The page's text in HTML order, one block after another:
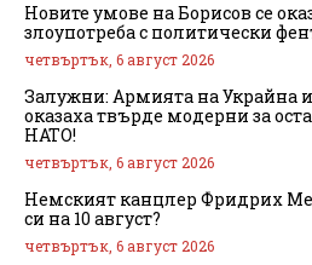
Новите умове на Борисов се
злоупотреба с политически
четвъртък, 6 август 2026
Залужни: Армията на Украйна и
оказаха твърде модерни за
НАТО!
четвъртък, 6 август 2026
Немският канцлер Фридрих
си на 10 август?
четвъртък, 6 август 2026